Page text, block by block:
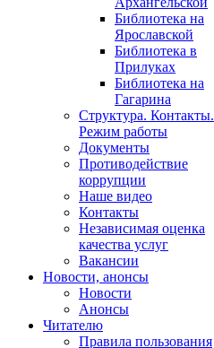
Библиотека на
Ярославской
Библиотека в
Прилуках
Библиотека на
Гагарина
Структура. Контакты.
Режим работы
Документы
Противодействие
коррупции
Наше видео
Контакты
Независимая оценка
качества услуг
Вакансии
Новости, анонсы
Новости
Анонсы
Читателю
Правила пользования